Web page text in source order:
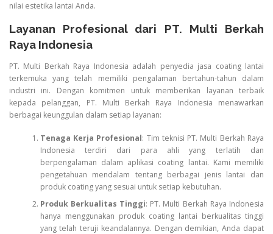
nilai estetika lantai Anda.
Layanan Profesional dari PT. Multi Berkah
Raya Indonesia
PT. Multi Berkah Raya Indonesia adalah penyedia jasa coating lantai
terkemuka yang telah memiliki pengalaman bertahun-tahun dalam
industri ini. Dengan komitmen untuk memberikan layanan terbaik
kepada pelanggan, PT. Multi Berkah Raya Indonesia menawarkan
berbagai keunggulan dalam setiap layanan:
Tenaga Kerja Profesional: Tim teknisi PT. Multi Berkah Raya
Indonesia terdiri dari para ahli yang terlatih dan
berpengalaman dalam aplikasi coating lantai. Kami memiliki
pengetahuan mendalam tentang berbagai jenis lantai dan
produk coating yang sesuai untuk setiap kebutuhan.
Produk Berkualitas Tinggi: PT. Multi Berkah Raya Indonesia
hanya menggunakan produk coating lantai berkualitas tinggi
yang telah teruji keandalannya. Dengan demikian, Anda dapat